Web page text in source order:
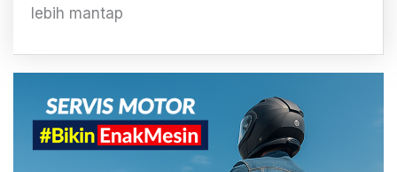
lebih mantap